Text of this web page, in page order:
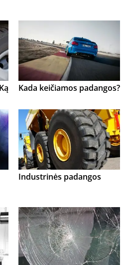
Kada keičiamos padangos?
Industrinės padangos